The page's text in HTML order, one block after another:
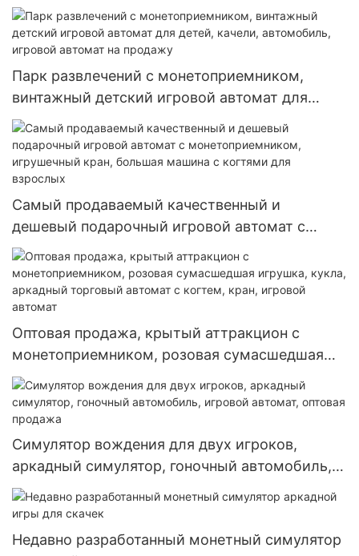
аттракцион, детский аттракцион, качели
Парк развлечений с монетоприемником,
винтажный детский игровой автомат для
детей, качели, автомобиль, игровой автомат
на продажу
Самый продаваемый качественный и
дешевый подарочный игровой автомат с
монетоприемником, игрушечный кран,
большая машина с когтями для взрослых
Оптовая продажа, крытый аттракцион с
монетоприемником, розовая сумасшедшая
игрушка, кукла, аркадный торговый автомат с
когтем, кран, игровой автомат
Симулятор вождения для двух игроков,
аркадный симулятор, гоночный автомобиль,
игровой автомат, оптовая продажа
Недавно разработанный монетный симулятор